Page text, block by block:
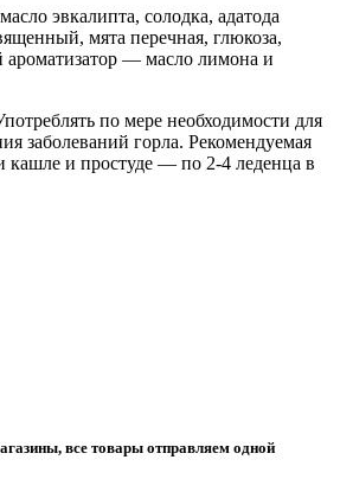
эвкалипта, солодка, адатода
мята перечная, глюкоза,
ароматизатор — масло лимона и
по мере необходимости для
заболеваний горла. Рекомендуемая
кашле и простуде — по 2-4 леденца в
все товары отправляем одной